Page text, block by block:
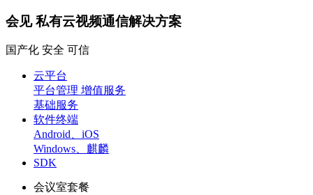
会见 私有云视频通信解决方案
国产化 安全 可信
云平台
平台管理 增值服务
基础服务
软件终端
Android、iOS
Windows、麒麟
SDK
会议室套餐